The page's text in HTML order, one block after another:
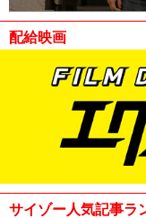
配給映画
サイゾー人気記事ラ